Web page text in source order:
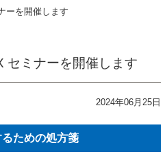
ーを開催します
セミナーを開催します
2024年06月25日
ための処方箋